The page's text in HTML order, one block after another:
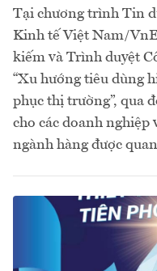
Tại chương trình Tin
Kinh tế Việt Nam/
kiếm và Trình duyệt
“Xu hướng tiêu dùng
phục thị trường”, qua
cho các doanh nghiệp
ngành hàng được